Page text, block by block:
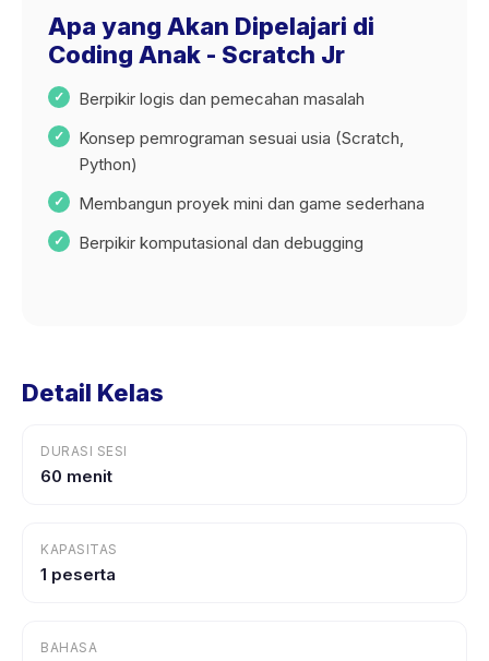
Apa yang Akan Dipelajari di
Coding Anak - Scratch Jr
Berpikir logis dan pemecahan masalah
Konsep pemrograman sesuai usia (Scratch,
Python)
Membangun proyek mini dan game sederhana
Berpikir komputasional dan debugging
Detail Kelas
DURASI SESI
60 menit
KAPASITAS
1 peserta
BAHASA